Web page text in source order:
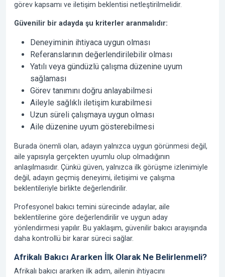
görev kapsamı ve iletişim beklentisi netleştirilmelidir.
Güvenilir bir adayda şu kriterler aranmalıdır:
Deneyiminin ihtiyaca uygun olması
Referanslarının değerlendirilebilir olması
Yatılı veya gündüzlü çalışma düzenine uyum
sağlaması
Görev tanımını doğru anlayabilmesi
Aileyle sağlıklı iletişim kurabilmesi
Uzun süreli çalışmaya uygun olması
Aile düzenine uyum gösterebilmesi
Burada önemli olan, adayın yalnızca uygun görünmesi değil,
aile yapısıyla gerçekten uyumlu olup olmadığının
anlaşılmasıdır. Çünkü güven, yalnızca ilk görüşme izlenimiyle
değil, adayın geçmiş deneyimi, iletişimi ve çalışma
beklentileriyle birlikte değerlendirilir.
Profesyonel bakıcı temini sürecinde adaylar, aile
beklentilerine göre değerlendirilir ve uygun aday
yönlendirmesi yapılır. Bu yaklaşım, güvenilir bakıcı arayışında
daha kontrollü bir karar süreci sağlar.
Afrikalı Bakıcı Ararken İlk Olarak Ne Belirlenmeli?
Afrikalı bakıcı ararken ilk adım, ailenin ihtiyacını